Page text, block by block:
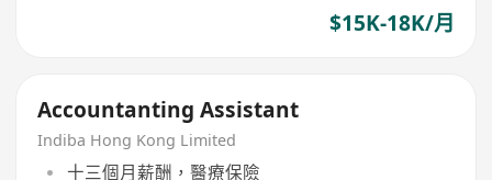
$15K-18K/月
Accountanting Assistant
Indiba Hong Kong Limited
十三個月薪酬，醫療保險